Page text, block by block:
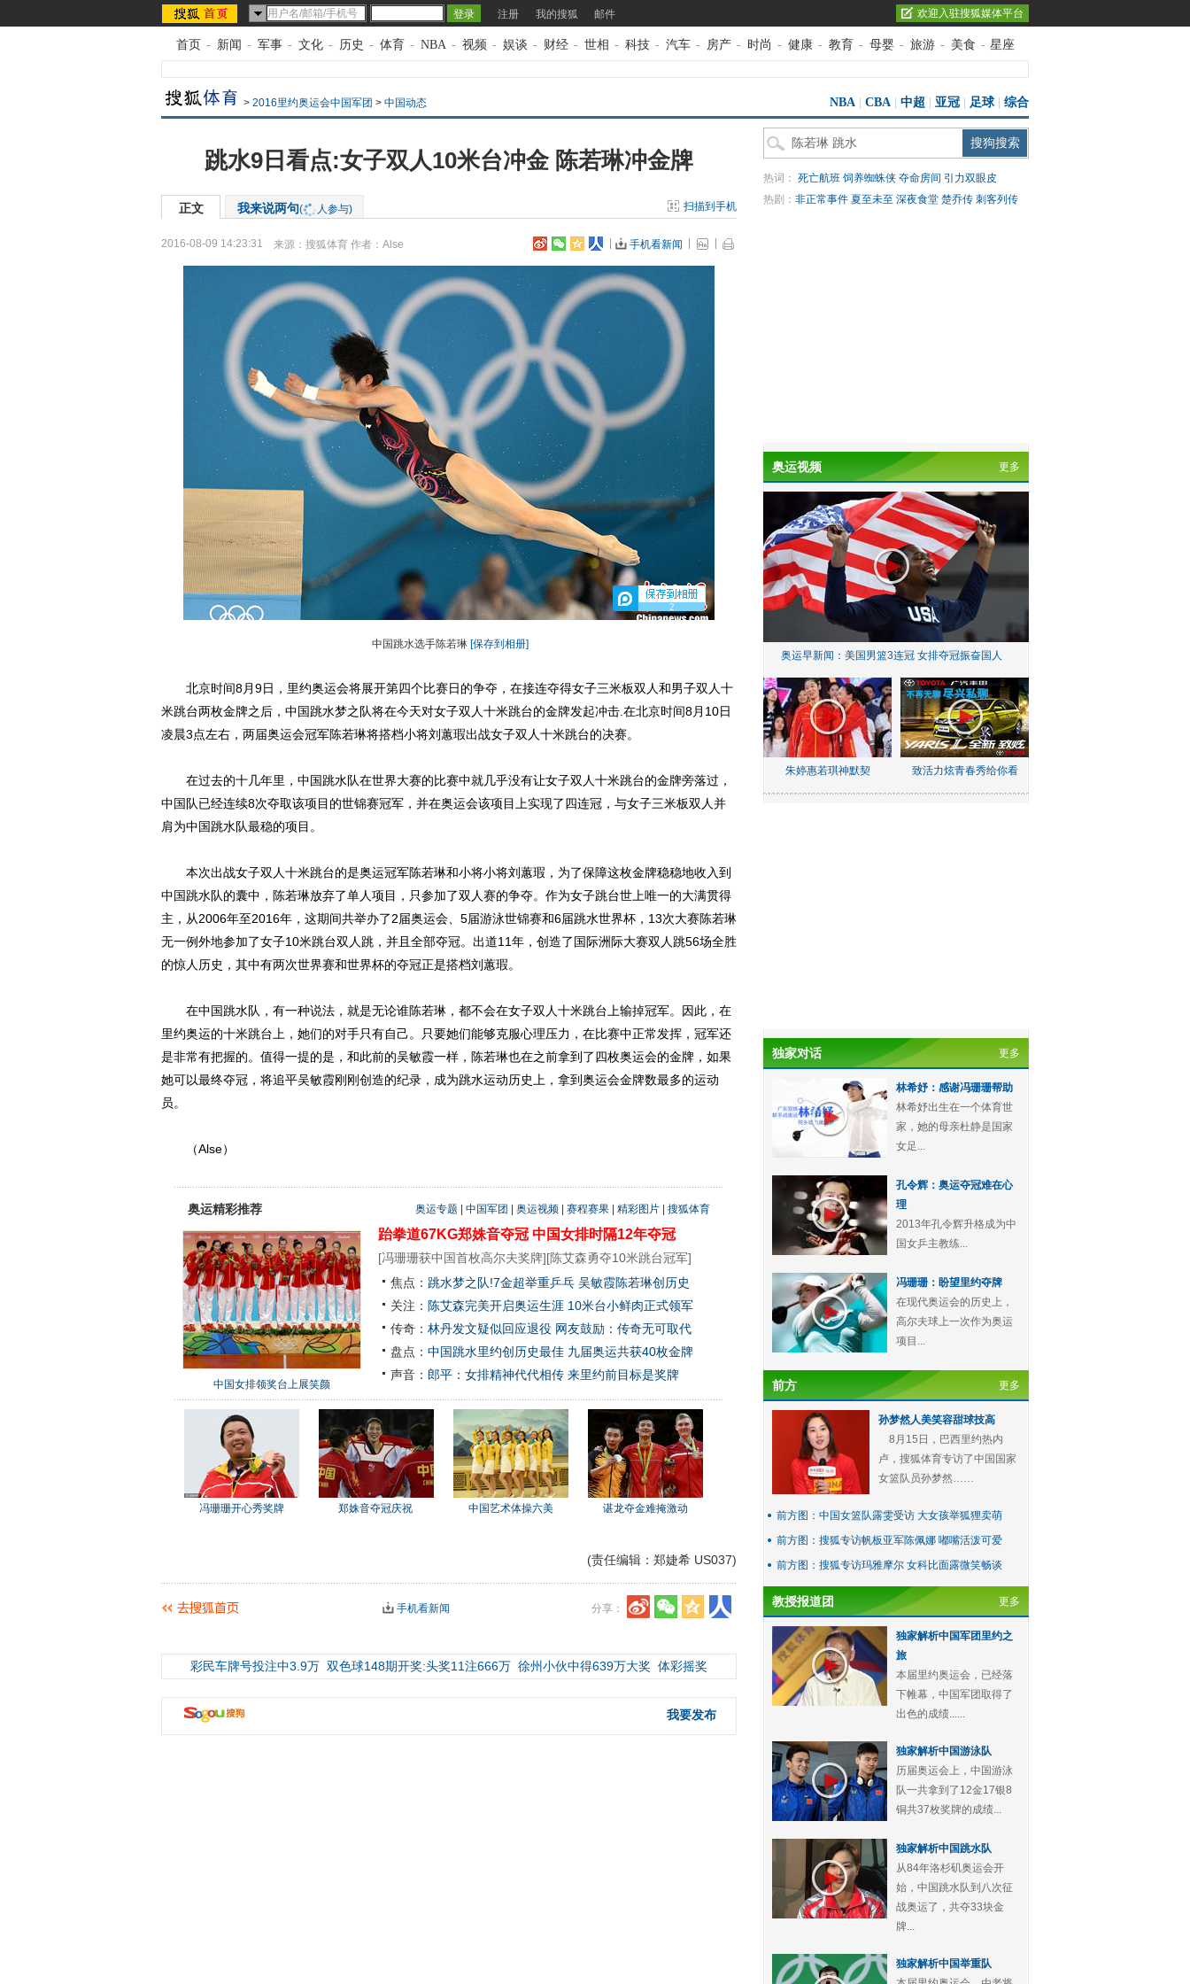
注册 我的搜狐 邮件 欢迎入驻搜狐媒体平台
首页 - 新闻 - 军事 - 文化 - 历史 - 体育 - NBA - 视频 - 娱谈 - 财经 - 世相 - 科技 - 汽车 - 房产 - 时尚 - 健康 - 教育 - 母婴 - 旅游 - 美食 - 星座
> 2016里约奥运会中国军团 > 中国动态 NBA CBA 中超 亚冠 足球| 综合
跳水9日看点:女子双人10米台冲金 陈若琳冲金牌
正文 我来说两句( 人参与) 扫描到手机
2016-08-09 14:23:31 来源： 搜狐体育 作者：Alse 手机看新闻
2
中国跳水选手陈若琳 [保存到相册]
北京时间8月9日，里约奥运会将展开第四个比赛日的争夺，在接连夺得女子三米板双人和男子双人十
米跳台两枚金牌之后，中国跳水梦之队将在今天对女子双人十米跳台的金牌发起冲击.在北京时间8月10日
凌晨3点左右，两届奥运会冠军陈若琳将搭档小将刘蕙瑕出战女子双人十米跳台的决赛。
在过去的十几年里，中国跳水队在世界大赛的比赛中就几乎没有让女子双人十米跳台的金牌旁落过，
中国队已经连续8次夺取该项目的世锦赛冠军，并在奥运会该项目上实现了四连冠，与女子三米板双人并
肩为中国跳水队最稳的项目。
本次出战女子双人十米跳台的是奥运冠军陈若琳和小将小将刘蕙瑕，为了保障这枚金牌稳稳地收入到
中国跳水队的囊中，陈若琳放弃了单人项目，只参加了双人赛的争夺。作为女子跳台世上唯一的大满贯得
主，从2006年至2016年，这期间共举办了2届奥运会、5届游泳世锦赛和6届跳水世界杯，13次大赛陈若琳
无一例外地参加了女子10米跳台双人跳，并且全部夺冠。出道11年，创造了国际洲际大赛双人跳56场全胜
的惊人历史，其中有两次世界赛和世界杯的夺冠正是搭档刘蕙瑕。
在中国跳水队，有一种说法，就是无论谁陈若琳，都不会在女子双人十米跳台上输掉冠军。因此，在
里约奥运的十米跳台上，她们的对手只有自己。只要她们能够克服心理压力，在比赛中正常发挥，冠军还
是非常有把握的。值得一提的是，和此前的吴敏霞一样，陈若琳也在之前拿到了四枚奥运会的金牌，如果
她可以最终夺冠，将追平吴敏霞刚刚创造的纪录，成为跳水运动历史上，拿到奥运会金牌数最多的运动
员。
（Alse）
奥运精彩推荐 奥运专题 中国军团 奥运视频 赛程赛果 精彩图片 搜狐体育
中国女排领奖台上展笑颜
跆拳道67KG郑姝音夺冠 中国女排时隔12年夺冠
[冯珊珊获中国首枚高尔夫奖牌][陈艾森勇夺10米跳台冠军]
焦点： 跳水梦之队!7金超举重乒乓 吴敏霞陈若琳创历史
关注： 陈艾森完美开启奥运生涯 10米台小鲜肉正式领军
传奇： 林丹发文疑似回应退役 网友鼓励：传奇无可取代
盘点： 中国跳水里约创历史最佳 九届奥运共获40枚金牌
声音： 郎平：女排精神代代相传 来里约前目标是奖牌
冯珊珊开心秀奖牌 郑姝音夺冠庆祝 中国艺术体操六美 谌龙夺金难掩激动
(责任编辑：郑婕希 US037)
分享：
手机看新闻
彩民车牌号投注中3.9万 双色球148期开奖:头奖11注666万 徐州小伙中得639万大奖 体彩摇奖
我要发布
热词： 死亡航班 饲养蜘蛛侠 夺命房间 引力双眼皮
热剧： 非正常事件 夏至未至 深夜食堂 楚乔传 刺客列传
奥运视频 更多
奥运早新闻：美国男篮3连冠 女排夺冠振奋国人
朱婷惠若琪神默契 致活力炫青春秀给你看
独家对话 更多
林希妤：感谢冯珊珊帮助
林希妤出生在一个体育世
家，她的母亲杜静是国家
女足...
孔令辉：奥运夺冠难在心
理
2013年孔令辉升格成为中
国女乒主教练...
冯珊珊：盼望里约夺牌
在现代奥运会的历史上，
高尔夫球上一次作为奥运
项目...
前方 更多
孙梦然人美笑容甜球技高
8月15日，巴西里约热内
卢，搜狐体育专访了中国国家
女篮队员孙梦然……
前方图：中国女篮队露雯受访 大女孩举狐狸卖萌
前方图：搜狐专访帆板亚军陈佩娜 嘟嘴活泼可爱
前方图：搜狐专访玛雅摩尔 女科比面露微笑畅谈
教授报道团 更多
独家解析中国军团里约之
旅
本届里约奥运会，已经落
下帷幕，中国军团取得了
出色的成绩......
独家解析中国游泳队
历届奥运会上，中国游泳
队一共拿到了12金17银8
铜共37枚奖牌的成绩...
独家解析中国跳水队
从84年洛杉矶奥运会开
始，中国跳水队到八次征
战奥运了，共夺33块金
牌...
独家解析中国举重队